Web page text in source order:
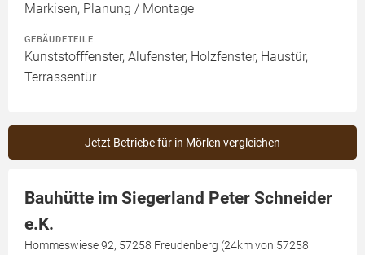
Markisen, Planung / Montage
GEBÄUDETEILE
Kunststofffenster, Alufenster, Holzfenster, Haustür,
Terrassentür
Jetzt Betriebe für in Mörlen vergleichen
Bauhütte im Siegerland Peter Schneider
e.K.
Hommeswiese 92, 57258 Freudenberg (24km von 57258